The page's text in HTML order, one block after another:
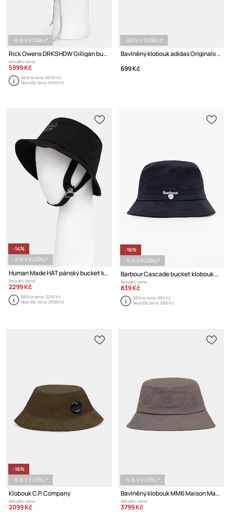
-5 % V KOŠÍKU*
Rick Owens DRKSHDW Gilligan bucket klobouk
Aktuální cena:
5999 Kč
Běžná cena:8699 Kč
Nejnižší cena:6099 Kč
-20 % V KOŠÍKU*
Bavlněný klobouk adidas Originals Adicolor
699 Kč
-14%
-5 % V KOŠÍKU*
Human Made HAT pánský bucket klobouk
Aktuální cena:
2299 Kč
Běžná cena:3299 Kč
Nejnižší cena:2699 Kč
-16%
-5 % V KOŠÍKU*
Barbour Cascade bucket klobouk pánský
Aktuální cena:
839 Kč
Běžná cena:999 Kč
Nejnižší cena:999 Kč
-16%
-5 % V KOŠÍKU*
Klobouk C.P. Company
Aktuální cena:
2099 Kč
-5 % V KOŠÍKU*
Bavlněný klobouk MM6 Maison Margiela
Aktuální cena:
3799 Kč